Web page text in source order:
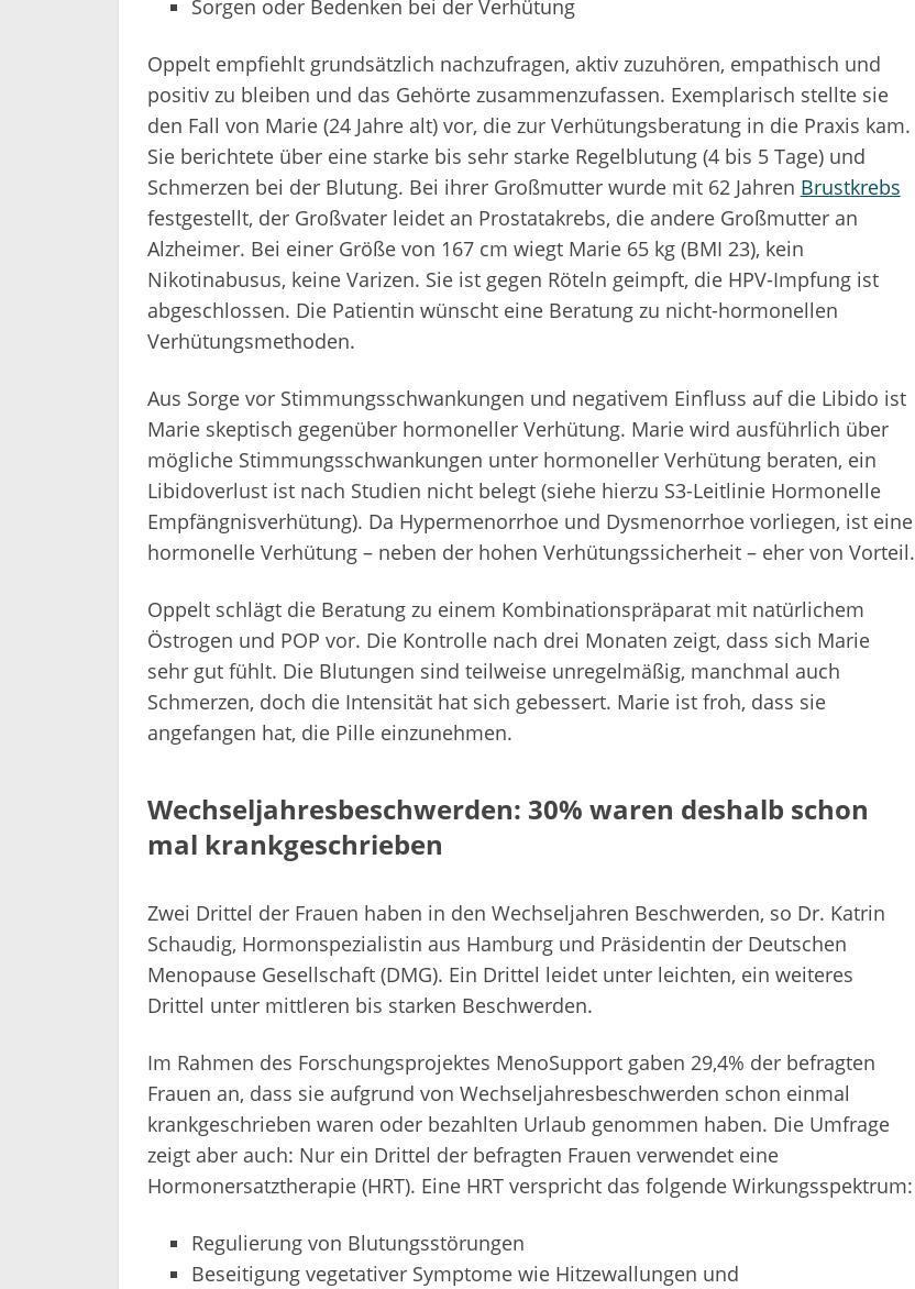
Sorgen oder Bedenken bei der Verhütung
Oppelt empfiehlt grundsätzlich nachzufragen, aktiv zuzuhören, empathisch und
positiv zu bleiben und das Gehörte zusammenzufassen. Exemplarisch stellte sie
den Fall von Marie (24 Jahre alt) vor, die zur Verhütungsberatung in die Praxis kam.
Sie berichtete über eine starke bis sehr starke Regelblutung (4 bis 5 Tage) und
Schmerzen bei der Blutung. Bei ihrer Großmutter wurde mit 62 Jahren Brustkrebs
festgestellt, der Großvater leidet an Prostatakrebs, die andere Großmutter an
Alzheimer. Bei einer Größe von 167 cm wiegt Marie 65 kg (BMI 23), kein
Nikotinabusus, keine Varizen. Sie ist gegen Röteln geimpft, die HPV-Impfung ist
abgeschlossen. Die Patientin wünscht eine Beratung zu nicht-hormonellen
Verhütungsmethoden.
Aus Sorge vor Stimmungsschwankungen und negativem Einfluss auf die Libido ist
Marie skeptisch gegenüber hormoneller Verhütung. Marie wird ausführlich über
mögliche Stimmungsschwankungen unter hormoneller Verhütung beraten, ein
Libidoverlust ist nach Studien nicht belegt (siehe hierzu S3-Leitlinie Hormonelle
Empfängnisverhütung). Da Hypermenorrhoe und Dysmenorrhoe vorliegen, ist eine
hormonelle Verhütung – neben der hohen Verhütungssicherheit – eher von Vorteil.
Oppelt schlägt die Beratung zu einem Kombinationspräparat mit natürlichem
Östrogen und POP vor. Die Kontrolle nach drei Monaten zeigt, dass sich Marie
sehr gut fühlt. Die Blutungen sind teilweise unregelmäßig, manchmal auch
Schmerzen, doch die Intensität hat sich gebessert. Marie ist froh, dass sie
angefangen hat, die Pille einzunehmen.
Wechseljahresbeschwerden: 30% waren deshalb schon
mal krankgeschrieben
Zwei Drittel der Frauen haben in den Wechseljahren Beschwerden, so Dr. Katrin
Schaudig, Hormonspezialistin aus Hamburg und Präsidentin der Deutschen
Menopause Gesellschaft (DMG). Ein Drittel leidet unter leichten, ein weiteres
Drittel unter mittleren bis starken Beschwerden.
Im Rahmen des Forschungsprojektes MenoSupport gaben 29,4% der befragten
Frauen an, dass sie aufgrund von Wechseljahresbeschwerden schon einmal
krankgeschrieben waren oder bezahlten Urlaub genommen haben. Die Umfrage
zeigt aber auch: Nur ein Drittel der befragten Frauen verwendet eine
Hormonersatztherapie (HRT). Eine HRT verspricht das folgende Wirkungsspektrum:
Regulierung von Blutungsstörungen
Beseitigung vegetativer Symptome wie Hitzewallungen und